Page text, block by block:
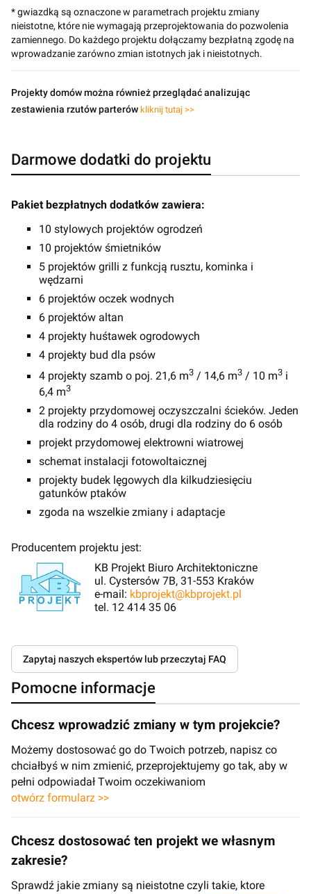
* gwiazdką są oznaczone w parametrach projektu zmiany
nieistotne, które nie wymagają przeprojektowania do pozwolenia
zamiennego. Do każdego projektu dołączamy bezpłatną zgodę na
wprowadzanie zarówno zmian istotnych jak i nieistotnych.
Projekty domów można również przeglądać analizując
zestawienia rzutów parterów kliknij tutaj >>
Darmowe dodatki do projektu
Pakiet bezpłatnych dodatków zawiera:
10 stylowych projektów ogrodzeń
10 projektów śmietników
5 projektów grilli z funkcją rusztu, kominka i
wędzarni
6 projektów oczek wodnych
6 projektów altan
4 projekty huśtawek ogrodowych
4 projekty bud dla psów
4 projekty szamb o poj. 21,6 m3 / 14,6 m3 / 10 m3 i
6,4 m3
2 projekty przydomowej oczyszczalni ścieków. Jeden
dla rodziny do 4 osób, drugi dla rodziny do 6 osób
projekt przydomowej elektrowni wiatrowej
schemat instalacji fotowoltaicznej
projekty budek lęgowych dla kilkudziesięciu
gatunków ptaków
zgoda na wszelkie zmiany i adaptacje
Producentem projektu jest:
KB Projekt Biuro Architektoniczne
ul. Cystersów 7B, 31-553 Kraków
e-mail: kbprojekt@kbprojekt.pl
tel. 12 414 35 06
Zapytaj naszych ekspertów lub przeczytaj FAQ
Pomocne informacje
Chcesz wprowadzić zmiany w tym projekcie?
Możemy dostosować go do Twoich potrzeb, napisz co
chciałbyś w nim zmienić, przeprojektujemy go tak, aby w
pełni odpowiadał Twoim oczekiwaniom
otwórz formularz >>
Chcesz dostosować ten projekt we własnym
zakresie?
Sprawdź jakie zmiany są nieistotne czyli takie, ktore